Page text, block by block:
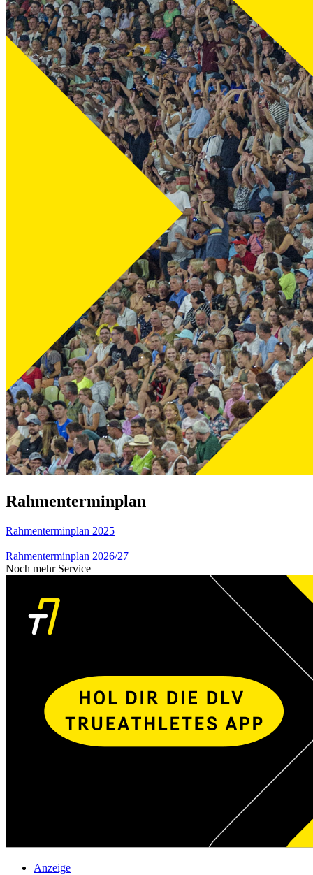
Rahmenterminplan
Rahmenterminplan 2025
Rahmenterminplan 2026/27
Noch mehr Service
Anzeige